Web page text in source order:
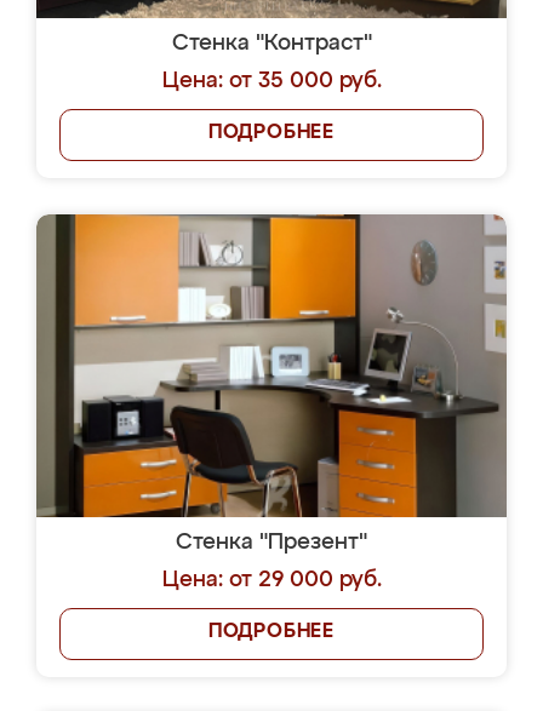
Стенка "Контраст"
Цена: от 35 000 руб.
ПОДРОБНЕЕ
Стенка "Презент"
Цена: от 29 000 руб.
ПОДРОБНЕЕ